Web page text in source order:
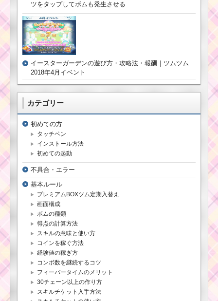
ツムツム6月新ツムに
シンデレラ・フェアリ
テッドハロウィーンイ
ツをタップしてボムも発生させる
イースターガーデンの遊び方・攻略法・報酬｜ツムツム
2018年4月イベント
カテゴリー
初めての方
タッチペン
インストール方法
初めての起動
不具合・エラー
基本ルール
プレミアムBOXツム定期入替え
画面構成
ボムの種類
得点の計算方法
スキルの意味と使い方
コインを稼ぐ方法
経験値の稼ぎ方
コンボ数を継続するコツ
フィーバータイムのメリット
30チェーン以上の作り方
スキルチケット入手方法